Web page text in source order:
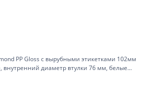
PP Gloss с вырубными этикетками 102мм
внутренний диаметр втулки 76 мм, белые